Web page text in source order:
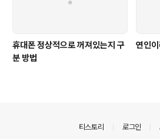
휴대폰 정상적으로 꺼져있는지 구
분 방법
연인
티스토리 로그인